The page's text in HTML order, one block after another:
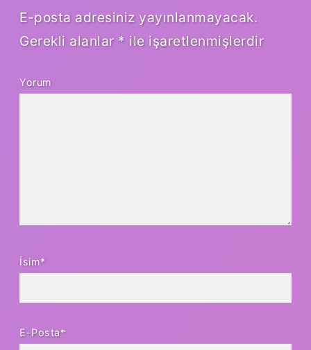
E-posta adresiniz yayınlanmayacak.
Gerekli alanlar * ile işaretlenmişlerdir
Yorum
İsim*
E-Posta*